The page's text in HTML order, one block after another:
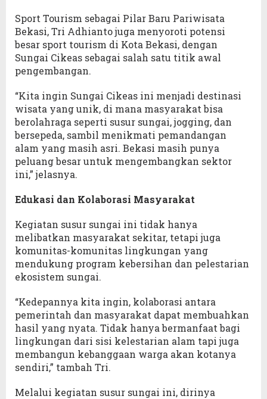
Sport Tourism sebagai Pilar Baru Pariwisata
Bekasi, Tri Adhianto juga menyoroti potensi
besar sport tourism di Kota Bekasi, dengan
Sungai Cikeas sebagai salah satu titik awal
pengembangan.
“Kita ingin Sungai Cikeas ini menjadi destinasi
wisata yang unik, di mana masyarakat bisa
berolahraga seperti susur sungai, jogging, dan
bersepeda, sambil menikmati pemandangan
alam yang masih asri. Bekasi masih punya
peluang besar untuk mengembangkan sektor
ini,” jelasnya.
Edukasi dan Kolaborasi Masyarakat
Kegiatan susur sungai ini tidak hanya
melibatkan masyarakat sekitar, tetapi juga
komunitas-komunitas lingkungan yang
mendukung program kebersihan dan pelestarian
ekosistem sungai.
“Kedepannya kita ingin, kolaborasi antara
pemerintah dan masyarakat dapat membuahkan
hasil yang nyata. Tidak hanya bermanfaat bagi
lingkungan dari sisi kelestarian alam tapi juga
membangun kebanggaan warga akan kotanya
sendiri,” tambah Tri.
Melalui kegiatan susur sungai ini, dirinya